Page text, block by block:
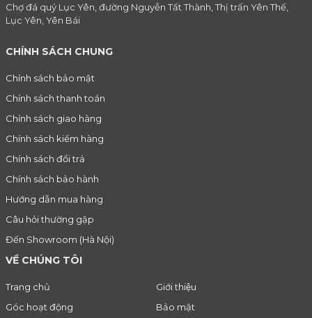
Chợ đá quý Lục Yên, đường Nguyễn Tất Thành, Thị trấn Yên Thế,
Lục Yên, Yên Bái
CHÍNH SÁCH CHUNG
Chính sách bảo mật
Chính sách thanh toán
Chính sách giao hàng
Chính sách kiểm hàng
Chính sách đổi trả
Chính sách bảo hành
Hướng dẫn mua hàng
Câu hỏi thường gặp
Đến Showroom (Hà Nội)
VỀ CHÚNG TÔI
Trang chủ
Giới thiệu
Góc hoạt động
Bảo mật